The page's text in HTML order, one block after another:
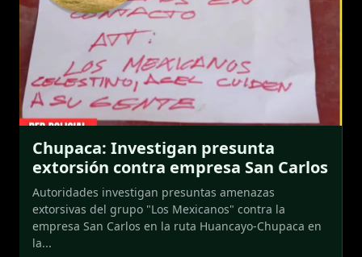
Chupaca: Investigan presunta
extorsión contra empresa San Carlos
Autoridades investigan presuntas amenazas
extorsivas del grupo "Los Mexicanos" contra la
empresa San Carlos en la ruta Huancayo-Chupaca en
la...